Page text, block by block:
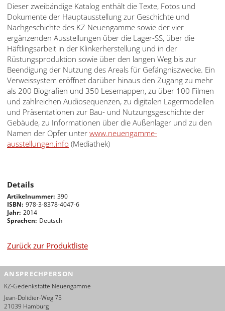
Русский
עברית
العربية
日
本
語
Dieser zweibändige Katalog enthält die Texte, Fotos und
Dokumente der Hauptausstellung zur Geschichte und
Nachgeschichte des KZ Neuengamme sowie der vier
ergänzenden Ausstellungen über die Lager-SS, über die
Häftlingsarbeit in der Klinkerherstellung und in der
Rüstungsproduktion sowie über den langen Weg bis zur
Beendigung der Nutzung des Areals für Gefängniszwecke. Ein
Verweissystem eröffnet darüber hinaus den Zugang zu mehr
als 200 Biografien und 350 Lesemappen, zu über 100 Filmen
und zahlreichen Audiosequenzen, zu digitalen Lagermodellen
und Präsentationen zur Bau- und Nutzungsgeschichte der
Gebäude, zu Informationen über die Außenlager und zu den
Namen der Opfer unter www.neuengamme-
ausstellungen.info (Mediathek)
Details
Artikelnummer 390
ISBN 978-3-8378-4047-6
Jahr 2014
Sprachen Deutsch
Zurück zur Produktliste
ANSPRECHPERSON
KZ-Gedenkstätte Neuengamme
Jean-Dolidier-Weg 75
21039 Hamburg